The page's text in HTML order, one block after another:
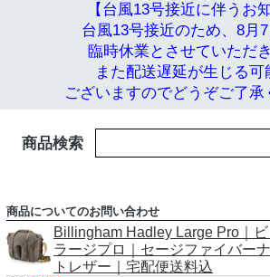
【台風13号接近に伴うお
台風13号接近のため、8月
臨時休業とさせていただき
また配送遅延が生じる可
ございますのでどうぞご了承
商品検索
商品についてのお問い合わせ
Billingham Hadley Large Pro｜
ラージプロ｜セージファイバー
トレザー｜宅配便送料込